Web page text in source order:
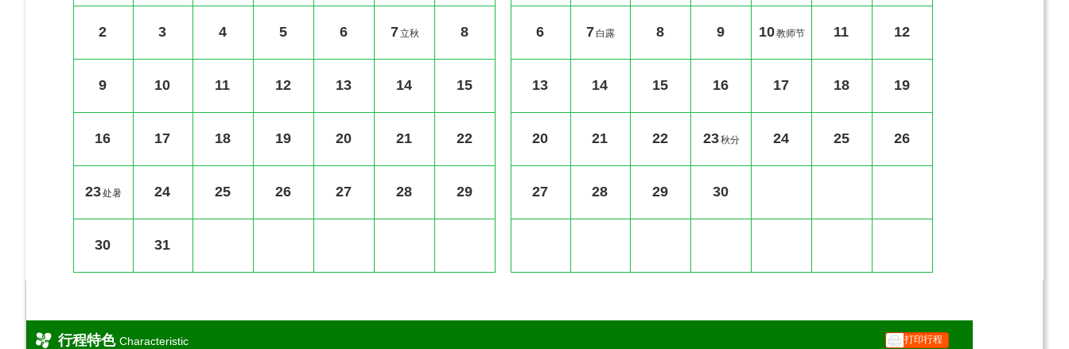
2 3 4 5 6 7立秋 8
9 10 11 12 13 14 15
16 17 18 19 20 21 22
23处暑 24 25 26 27 28 29
30 31
6 7 白露 8 9 10教师节 11 12
13 14 15 16 17 18 19
20 21 22 23秋分 24 25 26
27 28 29 30
行程特色 Characteristic 打印行程